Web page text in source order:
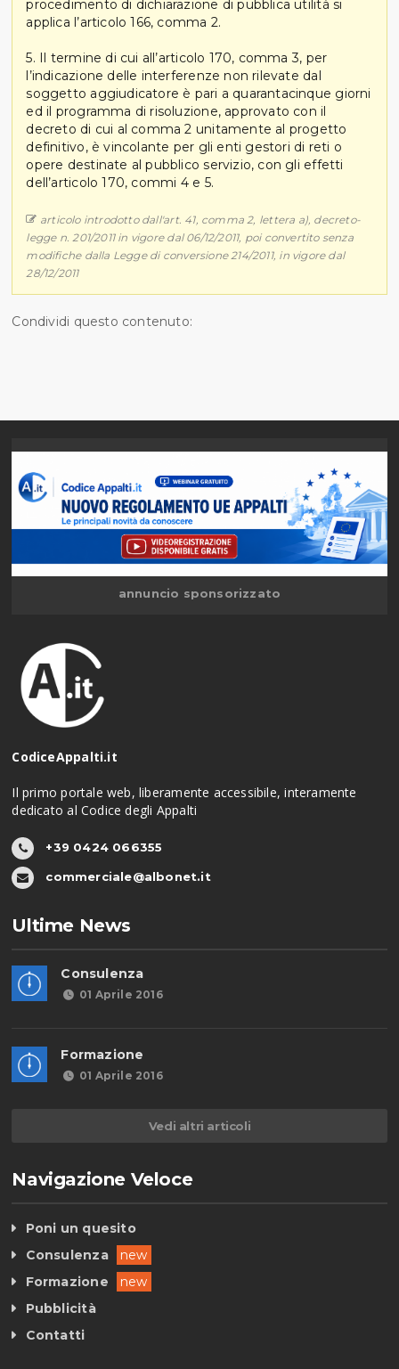
procedimento di dichiarazione di pubblica utilità si
applica l’articolo 166, comma 2.
5. Il termine di cui all’articolo 170, comma 3, per
l’indicazione delle interferenze non rilevate dal
soggetto aggiudicatore è pari a quarantacinque giorni
ed il programma di risoluzione, approvato con il
decreto di cui al comma 2 unitamente al progetto
definitivo, è vincolante per gli enti gestori di reti o
opere destinate al pubblico servizio, con gli effetti
dell’articolo 170, commi 4 e 5.
articolo introdotto dall'art. 41, comma 2, lettera a), decreto-
legge n. 201/2011 in vigore dal 06/12/2011, poi convertito senza
modifiche dalla Legge di conversione 214/2011, in vigore dal
28/12/2011
Condividi questo contenuto:
annuncio sponsorizzato
CodiceAppalti.it
Il primo portale web, liberamente accessibile, interamente
dedicato al Codice degli Appalti
+39 0424 066355
commerciale@albonet.it
Ultime News
Consulenza
01 Aprile 2016
Formazione
01 Aprile 2016
Vedi altri articoli
Navigazione Veloce
Poni un quesito
Consulenza
new
Formazione
new
Pubblicità
Contatti